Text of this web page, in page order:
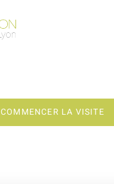
COMMENCER LA VISITE